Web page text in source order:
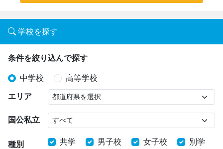
学校を探す
条件を絞り込んで探す
中学校 高等学校
エリア
国公私立
種別 共学 男子校 女子校 別学